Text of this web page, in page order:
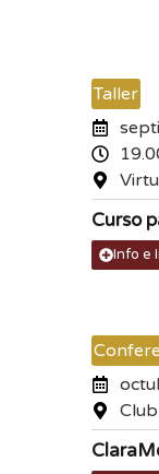
Taller
Curso
Info e